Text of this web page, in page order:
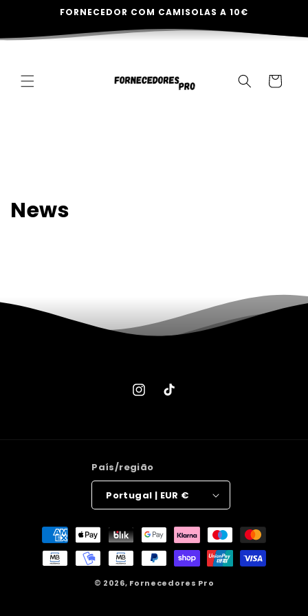
FORNECEDOR COM CAMISOLAS A 10€
Carrinho
News
Instagram
TikTok
País/região
Portugal | EUR €
Métodos
pagamento
© 2026, Fornecedores Pro